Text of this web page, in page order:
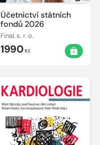
Účetnictví státních
fondů 2026
Final, s. r. o.
1990Kč